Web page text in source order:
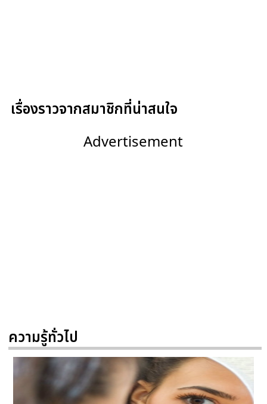
เรื่องราวจากสมาชิกที่น่าสนใจ
Advertisement
ความรู้ทั่วไป